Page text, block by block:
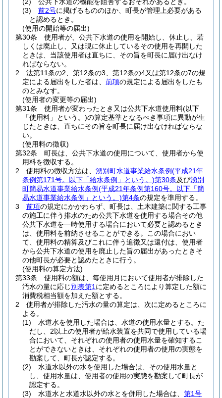
(3)
前2号に掲げるもののほか、町長が管理上必要がある
と認めるとき。
(使用の開始等の届出)
第30条
使用者が、公共下水道の使用を開始し、休止し、若
しくは廃止し、又は現に休止しているその使用を再開した
ときは、当該使用者は直ちに、その旨を町長に届け出なけ
ればならない。
2
法第11条の2、第12条の3、第12条の4又は第12条の7の規
定による届出をした者は、 前項の規定による届出をしたも
のとみなす。
(使用者の変更等の届出)
第31条
使用者が変わったとき又は公共下水道使用料(以下
「使用料」という。)の算定基準となるべき事項に異動が生
じたときは、直ちにその旨を町長に届け出なければならな
い。
(使用料の徴収)
第32条
町長は、公共下水道の使用について、使用者から使
用料を徴収する。
2
使用料の徴収方法は、 湧別町水道事業給水条例(平成21年
条例第171号。以下「給水条例」という。)第30条及び湧別
町簡易水道事業給水条例(平成21年条例第160号。以下「簡
易水道事業給水条例」という。)第4条の規定を準用する。
3
前項の規定にかかわらず、町長は、土木建築に関する工事
の施工に伴う排水のため公共下水道を使用する場合その他
公共下水道を一時使用する場合において必要と認めるとき
は、使用料を前納させることができる。
この場合におい
て、使用料の精算及びこれに伴う追徴又は還付は、使用者
から公共下水道の使用を廃止した旨の届出があったときそ
の他町長が必要と認めたときに行う。
(使用料の算定方法)
第33条
使用料の額は、毎使用月において使用者が排除した
汚水の量に応じ別表第1 に定めるところにより算定した額に
消費税相当額を加えた額とする。
2
使用者が排除した汚水の量の算定は、次に定めるところに
よる。
(1)
水道水を使用した場合は、水道の使用水量とする。 た
だし、2以上の使用者が給水装置を共同で使用している場
合において、それぞれの使用者の使用水量を確知するこ
とができないときは、それぞれの使用者の使用の実態を
勘案して、町長が認定する。
(2)
水道水以外の水を使用した場合は、その使用水量と
し、使用水量は、使用者の使用の実態を勘案して町長が
認定する。
(3)
水道水と水道水以外の水とを併用した場合は、 第1号